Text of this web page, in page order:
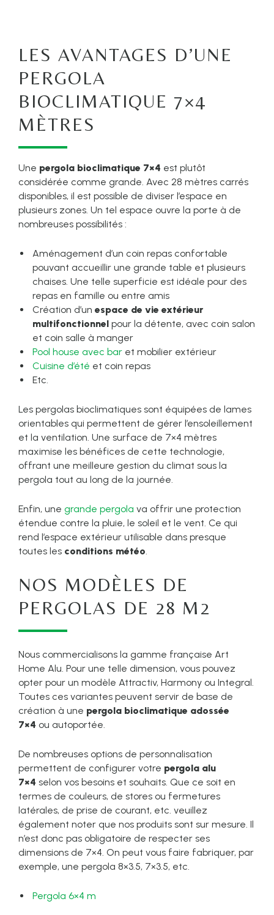
LES AVANTAGES D’UNE
PERGOLA
BIOCLIMATIQUE 7×4
MÈTRES
Une pergola bioclimatique 7×4 est plutôt
considérée comme grande. Avec 28 mètres carrés
disponibles, il est possible de diviser l’espace en
plusieurs zones. Un tel espace ouvre la porte à de
nombreuses possibilités :
Aménagement d’un coin repas confortable
pouvant accueillir une grande table et plusieurs
chaises. Une telle superficie est idéale pour des
repas en famille ou entre amis
Création d’un espace de vie extérieur
multifonctionnel pour la détente, avec coin salon
et coin salle à manger
Pool house avec bar et mobilier extérieur
Cuisine d’été et coin repas
Etc.
Les pergolas bioclimatiques sont équipées de lames
orientables qui permettent de gérer l’ensoleillement
et la ventilation. Une surface de 7×4 mètres
maximise les bénéfices de cette technologie,
offrant une meilleure gestion du climat sous la
pergola tout au long de la journée.
Enfin, une grande pergola va offrir une protection
étendue contre la pluie, le soleil et le vent. Ce qui
rend l’espace extérieur utilisable dans presque
toutes les conditions météo.
NOS MODÈLES DE
PERGOLAS DE 28 M2
Nous commercialisons la gamme française Art
Home Alu. Pour une telle dimension, vous pouvez
opter pour un modèle Attractiv, Harmony ou Integral.
Toutes ces variantes peuvent servir de base de
création à une pergola bioclimatique adossée
7×4 ou autoportée.
De nombreuses options de personnalisation
permettent de configurer votre pergola alu
7×4 selon vos besoins et souhaits. Que ce soit en
termes de couleurs, de stores ou fermetures
latérales, de prise de courant, etc. veuillez
également noter que nos produits sont sur mesure. Il
n’est donc pas obligatoire de respecter ses
dimensions de 7×4. On peut vous faire fabriquer, par
exemple, une pergola 8×3.5, 7×3.5, etc.
Pergola 6×4 m